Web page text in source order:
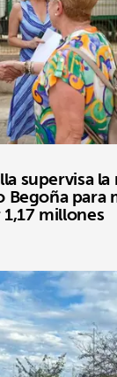
supervisa
para
millones